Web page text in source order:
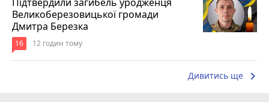
Великоберезовицької громади
Дмитра Березка
16 12 годин тому
Дивитись ще keyboard_arrow_right